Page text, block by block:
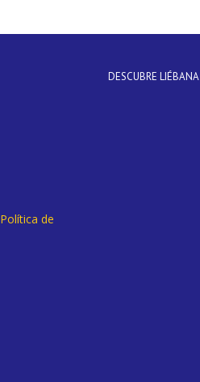
Política de
DESCUBRE LIÉBANA